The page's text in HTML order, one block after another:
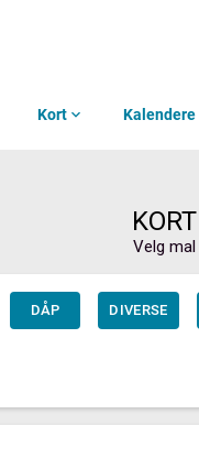
Kort expand_more Kalendere
KORT
Velg mal
DÅP DIVERSE